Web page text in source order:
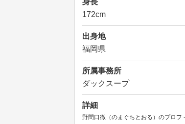
身長
172cm
出身地
福岡県
所属事務所
ダックスープ
詳細
野間口徹（のまぐちとおる）のプロフ